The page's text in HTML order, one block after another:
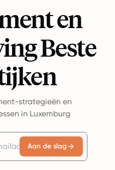
en
Beste
strategieën en
in Luxemburg
Aan de slag